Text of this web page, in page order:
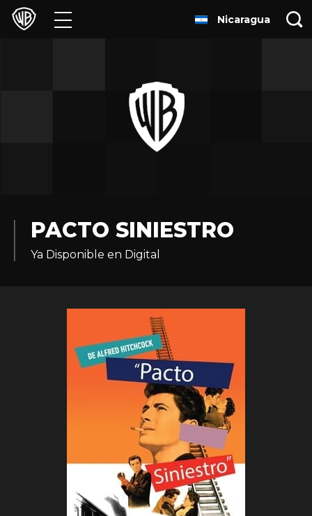
Películas
Juegos y Aplicaciones
Experiencias
Nicaragua
PACTO SINIESTRO
Ya Disponible en Digital